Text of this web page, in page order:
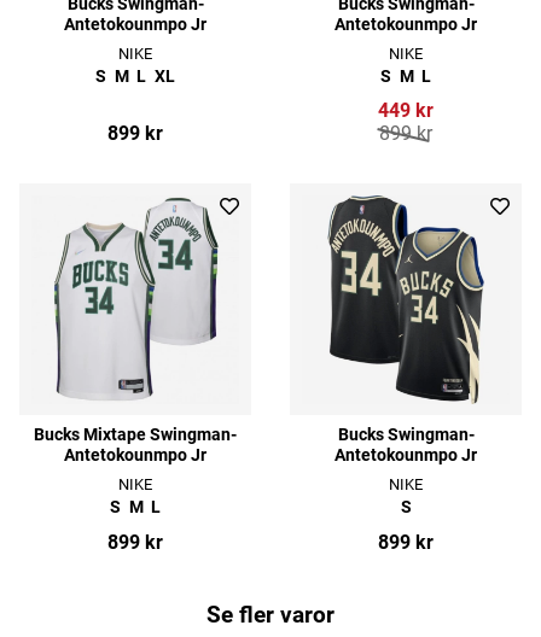
Antetokounmpo Jr
NIKE
S M L XL
899 kr
Antetokounmpo Jr
NIKE
S M L
449 kr
899 kr
Bucks Mixtape Swingman-
Antetokounmpo Jr
NIKE
S M L
899 kr
Bucks Swingman-
Antetokounmpo Jr
NIKE
S
899 kr
Se fler varor